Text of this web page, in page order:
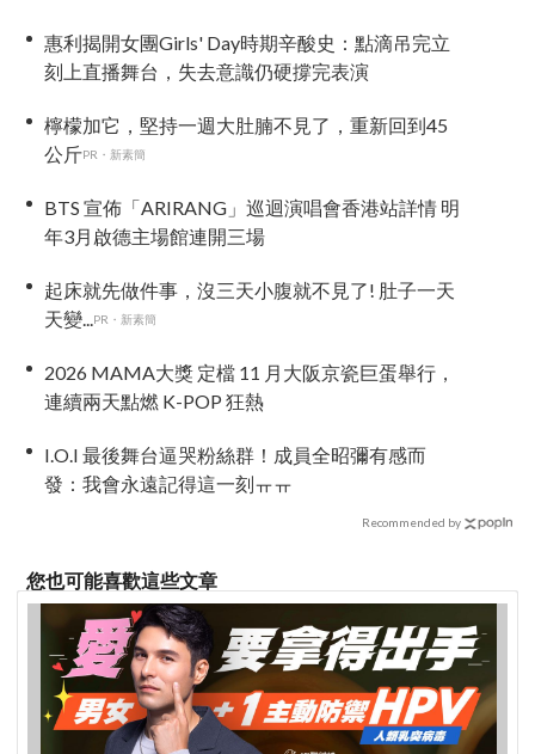
惠利揭開女團Girls' Day時期辛酸史：點滴吊完立
刻上直播舞台，失去意識仍硬撐完表演
檸檬加它，堅持一週大肚腩不見了，重新回到45
公斤PR・新素簡
BTS 宣佈「ARIRANG」巡迴演唱會香港站詳情 明
年3月啟德主場館連開三場
起床就先做件事，沒三天小腹就不見了! 肚子一天
天變...
PR・新素簡
2026 MAMA大獎 定檔 11 月大阪京瓷巨蛋舉行，
連續兩天點燃 K-POP 狂熱
I.O.I 最後舞台逼哭粉絲群！成員全昭彌有感而
發：我會永遠記得這一刻ㅠㅠ
Recommended by
您也可能喜歡這些文章